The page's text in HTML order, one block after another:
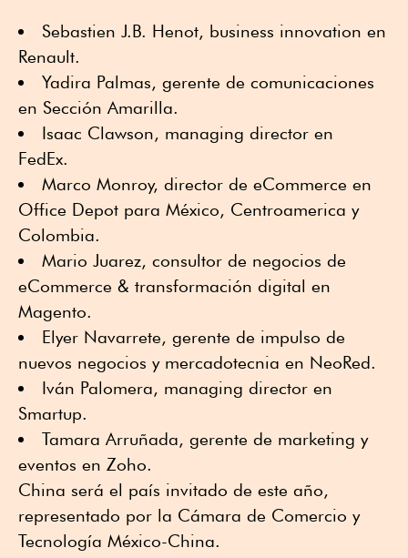
Sebastien J.B. Henot, business innovation en
Renault.
Yadira Palmas, gerente de comunicaciones
en Sección Amarilla.
Isaac Clawson, managing director en
FedEx.
Marco Monroy, director de eCommerce en
Office Depot para México, Centroamerica y
Colombia.
Mario Juarez, consultor de negocios de
eCommerce & transformación digital en
Magento.
Elyer Navarrete, gerente de impulso de
nuevos negocios y mercadotecnia en NeoRed.
Iván Palomera, managing director en
Smartup.
Tamara Arruñada, gerente de marketing y
eventos en Zoho.
China será el país invitado de este año,
representado por la Cámara de Comercio y
Tecnología México-China.